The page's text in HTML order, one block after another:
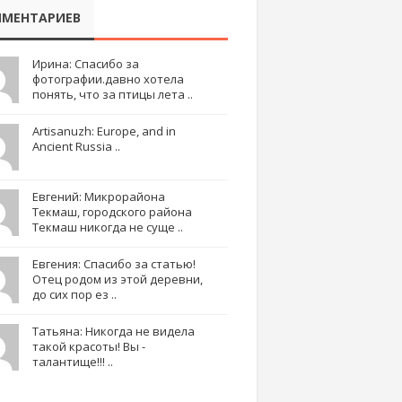
Ирина: Спасибо за
фотографии.давно хотела
понять, что за птицы лета ..
Artisanuzh: Europe, and in
Ancient Russia ..
Евгений: Микрорайона
Текмаш, городского района
Текмаш никогда не суще ..
Евгения: Спасибо за статью!
Отец родом из этой деревни,
до сих пор ез ..
Татьяна: Никогда не видела
такой красоты! Вы -
талантище!!! ..